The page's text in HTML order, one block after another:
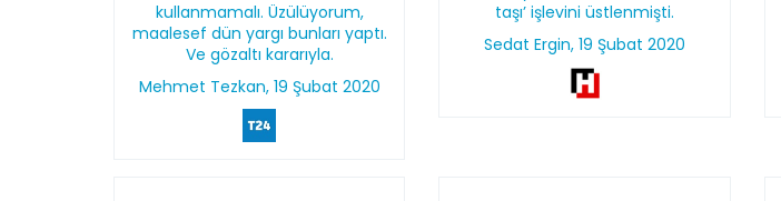
kullanmamalı. Üzülüyorum,
maalesef dün yargı bunları yaptı.
Ve gözaltı kararıyla.
Mehmet Tezkan, 19 Şubat 2020
taşı’ işlevini üstlenmişti.
Sedat Ergin, 19 Şubat 2020